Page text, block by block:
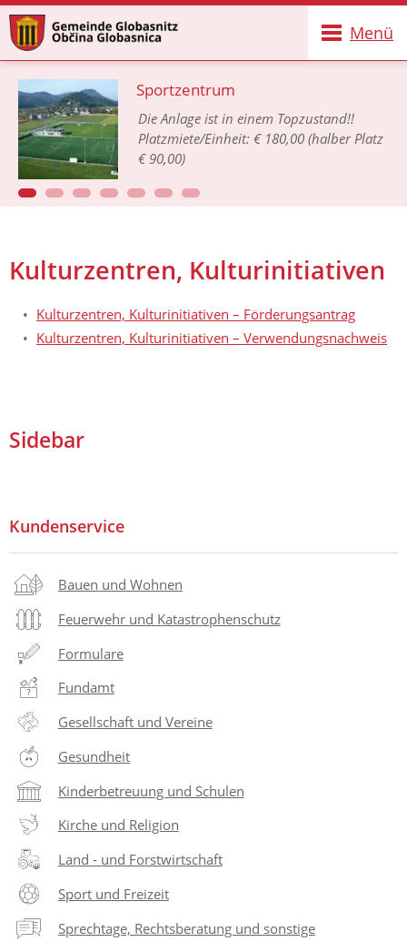
Menü
Sportzentrum
Die Anlage ist in einem Topzustand!!
Platzmiete/Einheit: € 180,00 (halber Platz
€ 90,00)
Kulturzentren, Kulturinitiativen
Kulturzentren, Kulturinitiativen – Förderungsantrag
Kulturzentren, Kulturinitiativen – Verwendungsnachweis
Sidebar
Kundenservice
Bauen und Wohnen
Feuerwehr und Katastrophenschutz
Formulare
Fundamt
Gesellschaft und Vereine
Gesundheit
Kinderbetreuung und Schulen
Kirche und Religion
Land - und Forstwirtschaft
Sport und Freizeit
Sprechtage, Rechtsberatung und sonstige